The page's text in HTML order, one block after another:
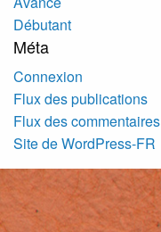
Débutant
Méta
Connexion
Flux des publications
Flux des commentaires
Site de WordPress-FR